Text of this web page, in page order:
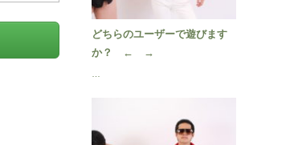
どちらのユーザーで遊びます
か？ ← →